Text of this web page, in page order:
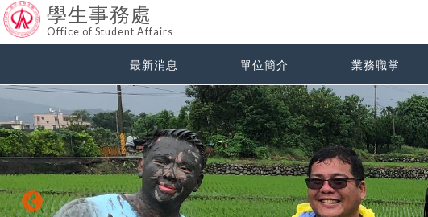
學生事務處
Office of Student Affairs
最新消息 單位簡介 業務職掌